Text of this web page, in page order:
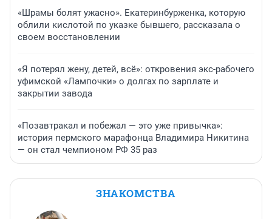
«Шрамы болят ужасно». Екатеринбурженка, которую
облили кислотой по указке бывшего, рассказала о
своем восстановлении
«Я потерял жену, детей, всё»: откровения экс-рабочего
уфимской «Лампочки» о долгах по зарплате и
закрытии завода
«Позавтракал и побежал — это уже привычка»:
история пермского марафонца Владимира Никитина
— он стал чемпионом РФ 35 раз
ЗНАКОМСТВА